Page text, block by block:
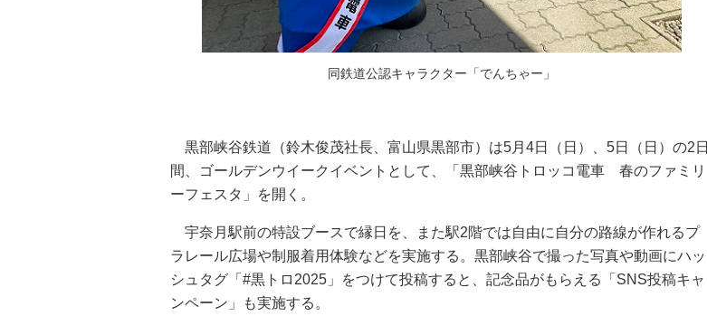
同鉄道公認キャラクター「でんちゃー」
黒部峡谷鉄道（鈴木俊茂社長、富山県黒部市）は5月4日（日）、5日（日）の2日
間、ゴールデンウイークイベントとして、「黒部峡谷トロッコ電車 春のファミリ
ーフェスタ」を開く。
宇奈月駅前の特設ブースで縁日を、また駅2階では自由に自分の路線が作れるプ
ラレール広場や制服着用体験などを実施する。黒部峡谷で撮った写真や動画にハッ
シュタグ「#黒トロ2025」をつけて投稿すると、記念品がもらえる「SNS投稿キャ
ンペーン」も実施する。